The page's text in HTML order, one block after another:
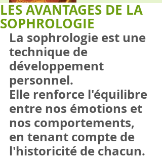
LES AVANTAGES DE LA
SOPHROLOGIE
La sophrologie est une
technique de
développement
personnel.
Elle renforce l'équilibre
entre nos émotions et
nos comportements,
en tenant compte de
l'historicité de chacun.